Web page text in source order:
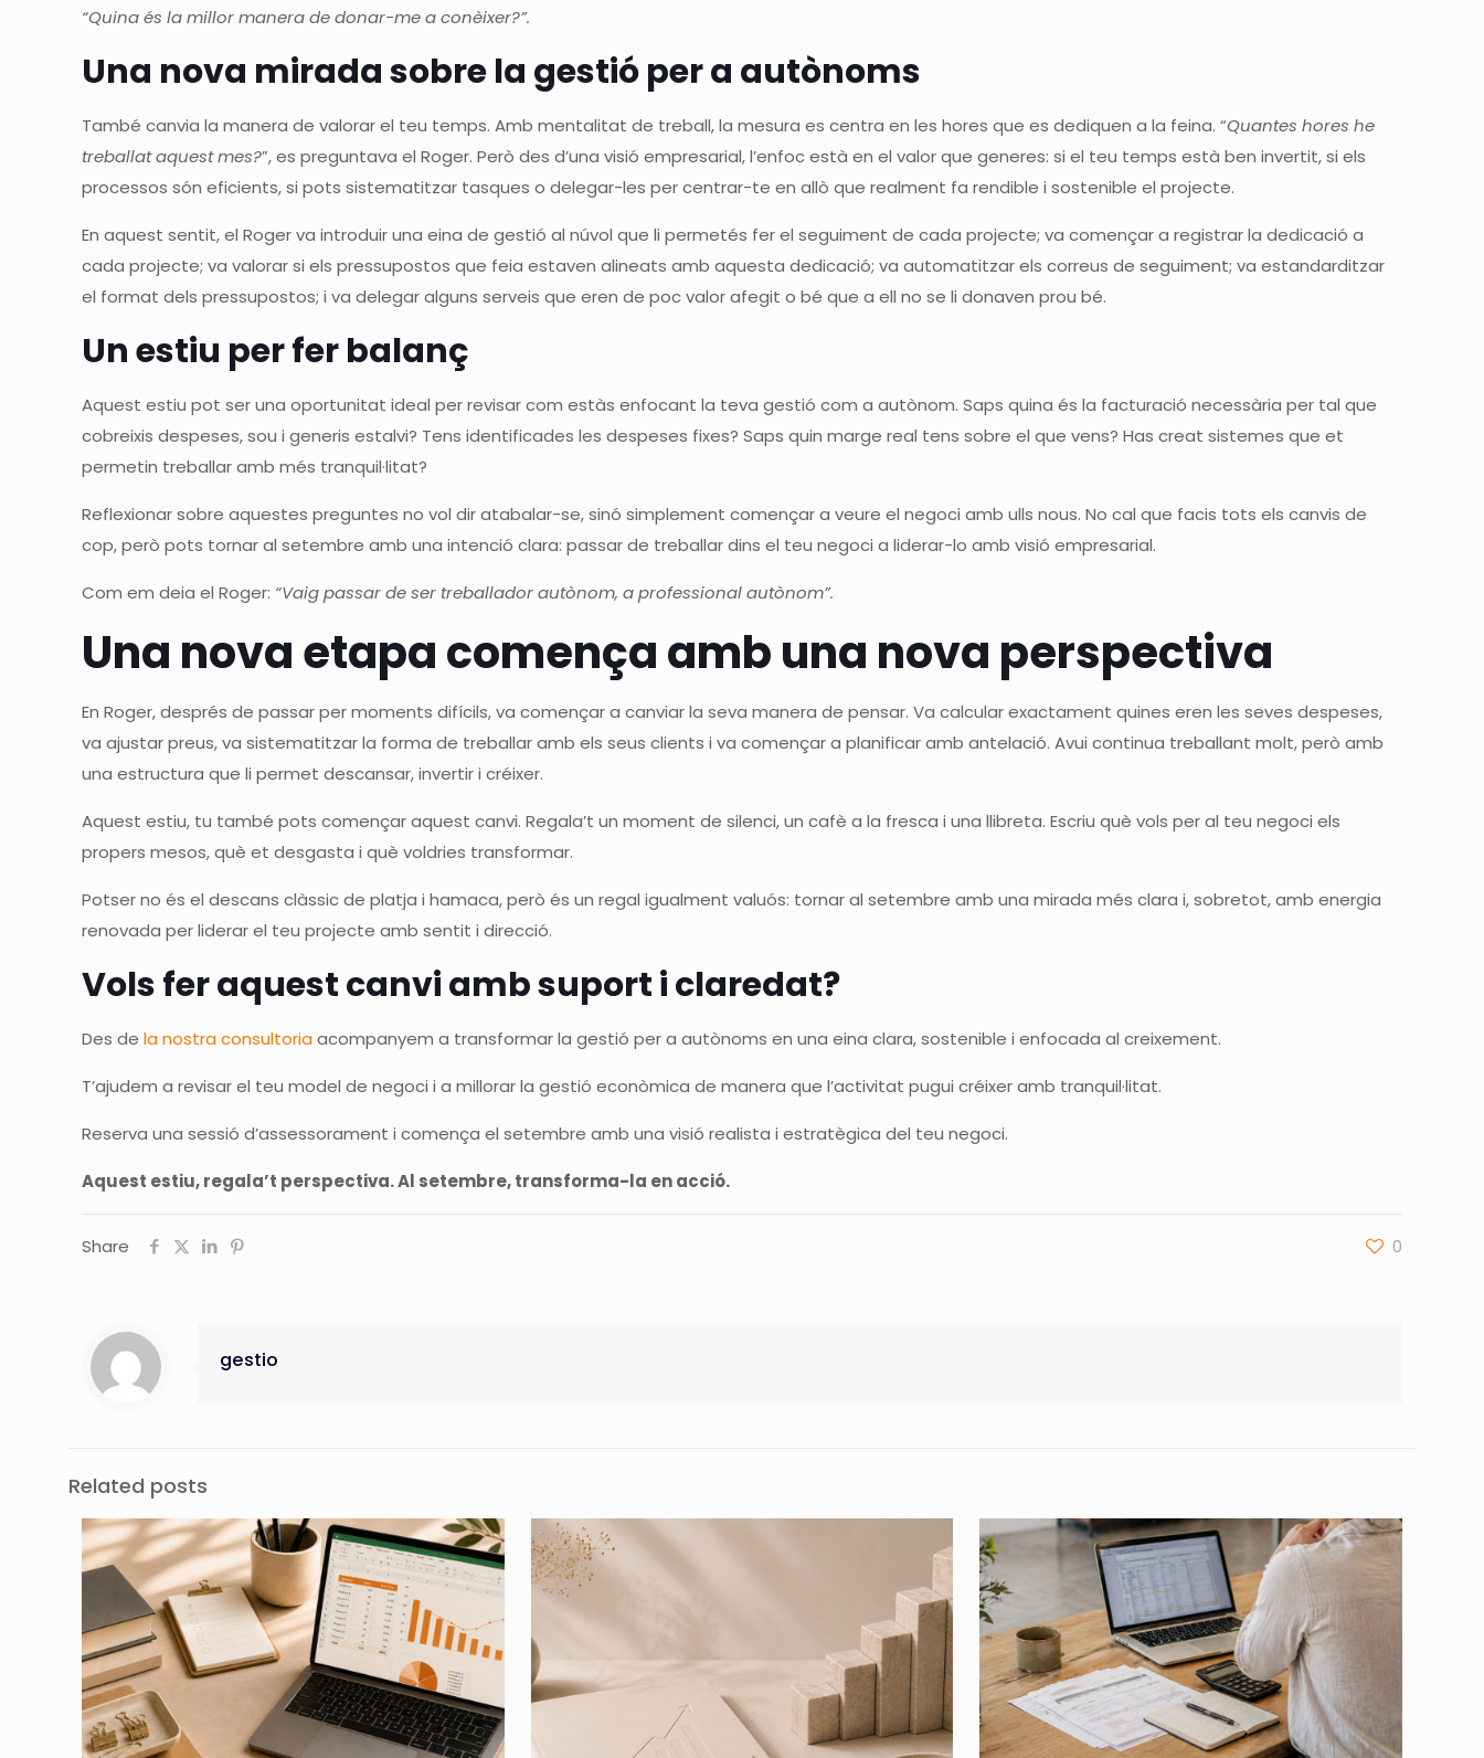
“Quina és la millor manera de donar-me a conèixer?”.
Una nova mirada sobre la gestió per a autònoms
També canvia la manera de valorar el teu temps. Amb mentalitat de treball, la mesura es centra en les hores que es dediquen a la feina. “Quantes hores he
treballat aquest mes?”, es preguntava el Roger. Però des d’una visió empresarial, l’enfoc està en el valor que generes: si el teu temps està ben invertit, si els
processos són eficients, si pots sistematitzar tasques o delegar-les per centrar-te en allò que realment fa rendible i sostenible el projecte.
En aquest sentit, el Roger va introduir una eina de gestió al núvol que li permetés fer el seguiment de cada projecte; va començar a registrar la dedicació a
cada projecte; va valorar si els pressupostos que feia estaven alineats amb aquesta dedicació; va automatitzar els correus de seguiment; va estandarditzar
el format dels pressupostos; i va delegar alguns serveis que eren de poc valor afegit o bé que a ell no se li donaven prou bé.
Un estiu per fer balanç
Aquest estiu pot ser una oportunitat ideal per revisar com estàs enfocant la teva gestió com a autònom. Saps quina és la facturació necessària per tal que
cobreixis despeses, sou i generis estalvi? Tens identificades les despeses fixes? Saps quin marge real tens sobre el que vens? Has creat sistemes que et
permetin treballar amb més tranquil·litat?
Reflexionar sobre aquestes preguntes no vol dir atabalar-se, sinó simplement començar a veure el negoci amb ulls nous. No cal que facis tots els canvis de
cop, però pots tornar al setembre amb una intenció clara: passar de treballar dins el teu negoci a liderar-lo amb visió empresarial.
Com em deia el Roger: “Vaig passar de ser treballador autònom, a professional autònom”.
Una nova etapa comença amb una nova perspectiva
En Roger, després de passar per moments difícils, va començar a canviar la seva manera de pensar. Va calcular exactament quines eren les seves despeses,
va ajustar preus, va sistematitzar la forma de treballar amb els seus clients i va començar a planificar amb antelació. Avui continua treballant molt, però amb
una estructura que li permet descansar, invertir i créixer.
Aquest estiu, tu també pots començar aquest canvi. Regala’t un moment de silenci, un cafè a la fresca i una llibreta. Escriu què vols per al teu negoci els
propers mesos, què et desgasta i què voldries transformar.
Potser no és el descans clàssic de platja i hamaca, però és un regal igualment valuós: tornar al setembre amb una mirada més clara i, sobretot, amb energia
renovada per liderar el teu projecte amb sentit i direcció.
Vols fer aquest canvi amb suport i claredat?
Des dela nostra consultoriaacompanyem a transformar la gestió per a autònoms en una eina clara, sostenible i enfocada al creixement.
T’ajudem a revisar el teu model de negoci i a millorar la gestió econòmica de manera que l’activitat pugui créixer amb tranquil·litat.
Reserva una sessió d’assessorament i comença el setembre amb una visió realista i estratègica del teu negoci.
Aquest estiu, regala’t perspectiva. Al setembre, transforma-la en acció.
Share 0
gestio
Related posts